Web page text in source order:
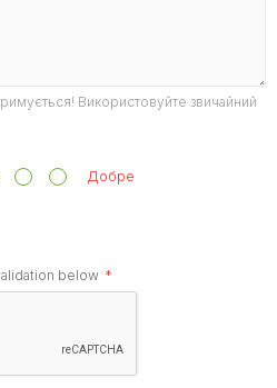
Використовуйте звичайний
Добре
below